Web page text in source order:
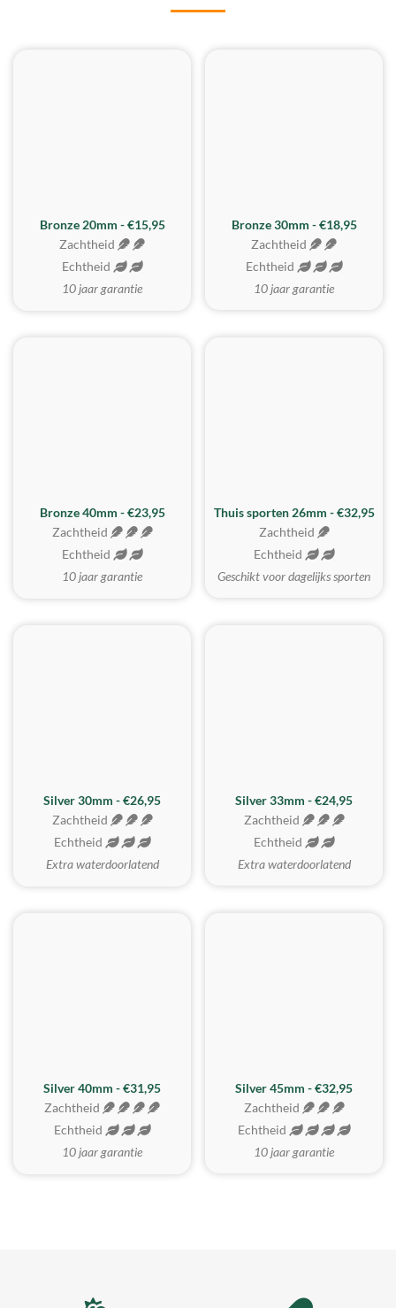
Bronze 20mm - €15,95
Zachtheid
Echtheid
10 jaar garantie
BESTE KOOP
Bronze 30mm - €18,95
Zachtheid
Echtheid
10 jaar garantie
Bronze 40mm - €23,95
Zachtheid
Echtheid
10 jaar garantie
Thuis sporten 26mm - €32,95
Zachtheid
Echtheid
Geschikt voor dagelijks sporten
Silver 30mm - €26,95
Zachtheid
Echtheid
Extra waterdoorlatend
Silver 33mm - €24,95
Zachtheid
Echtheid
Extra waterdoorlatend
Silver 40mm - €31,95
Zachtheid
Echtheid
10 jaar garantie
MEEST GEKOZEN
Silver 45mm - €32,95
Zachtheid
Echtheid
10 jaar garantie